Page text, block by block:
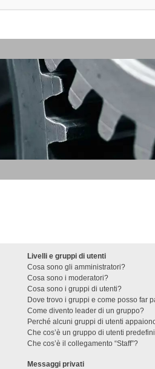
Livelli e gruppi di utenti
Cosa sono gli amministratori?
Cosa sono i moderatori?
Cosa sono i gruppi di utenti?
Dove trovo i gruppi e come posso far
Come divento leader di un gruppo?
Perché alcuni gruppi di utenti
Che cos’è un gruppo di utenti
Che cos’è il collegamento “Staff”?
Messaggi privati